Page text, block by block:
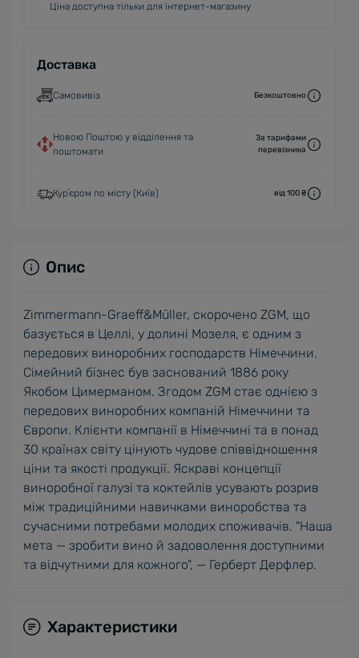
Ціна доступна тільки для інтернет-магазину
Доставка
Самовивіз Безкоштовно
Новою Поштою у відділення та
поштомати
За тарифами
перевізника
Курʼєром по місту (Київ) від 100 ₴
Опис
Zimmermann-Graeff&Müller, скорочено ZGM, що
базується в Целлі, у долині Мозеля, є одним з
передових виноробних господарств Німеччини.
Сімейний бізнес був заснований 1886 року
Якобом Цимерманом. Згодом ZGM стає однією з
передових виноробних компаній Німеччини та
Європи. Клієнти компанії в Німеччині та в понад
30 країнах світу цінують чудове співвідношення
ціни та якості продукції. Яскраві концепції
виноробної галузі та коктейлів усувають розрив
між традиційними навичками виноробства та
сучасними потребами молодих споживачів. "Наша
мета — зробити вино й задоволення доступними
та відчутними для кожного", — Герберт Дерфлер.
Характеристики